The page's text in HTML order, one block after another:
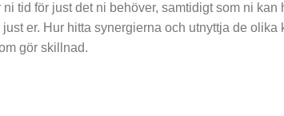
tid för just det ni behöver, samtidigt som ni kan
er. Hur hitta synergierna och utnyttja de olika
gör skillnad.